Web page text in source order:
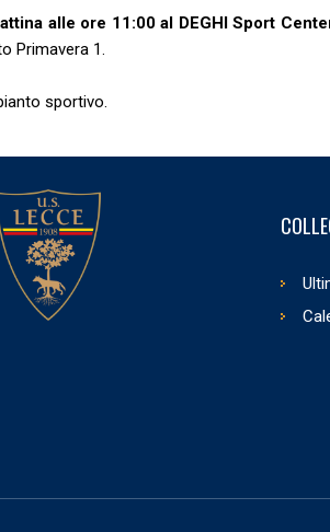
alle ore 11:00 al DEGHI Sport
Primavera 1.
sportivo.